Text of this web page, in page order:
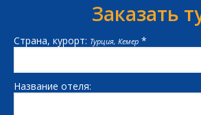
Заказать
Страна, курорт: Турция, Кемер *
Название отеля: